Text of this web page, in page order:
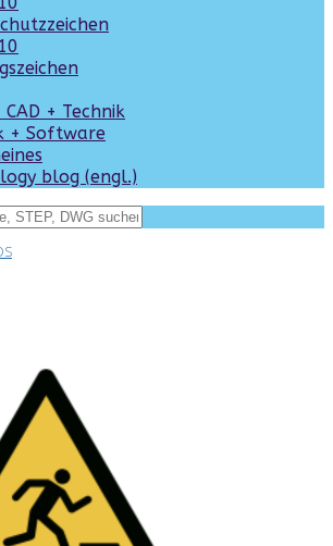
+ Technik
+ Software
blog (engl.)